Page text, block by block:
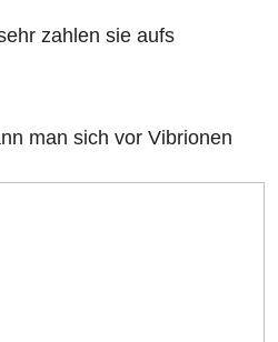
zahlen sie aufs
man sich vor Vibrionen